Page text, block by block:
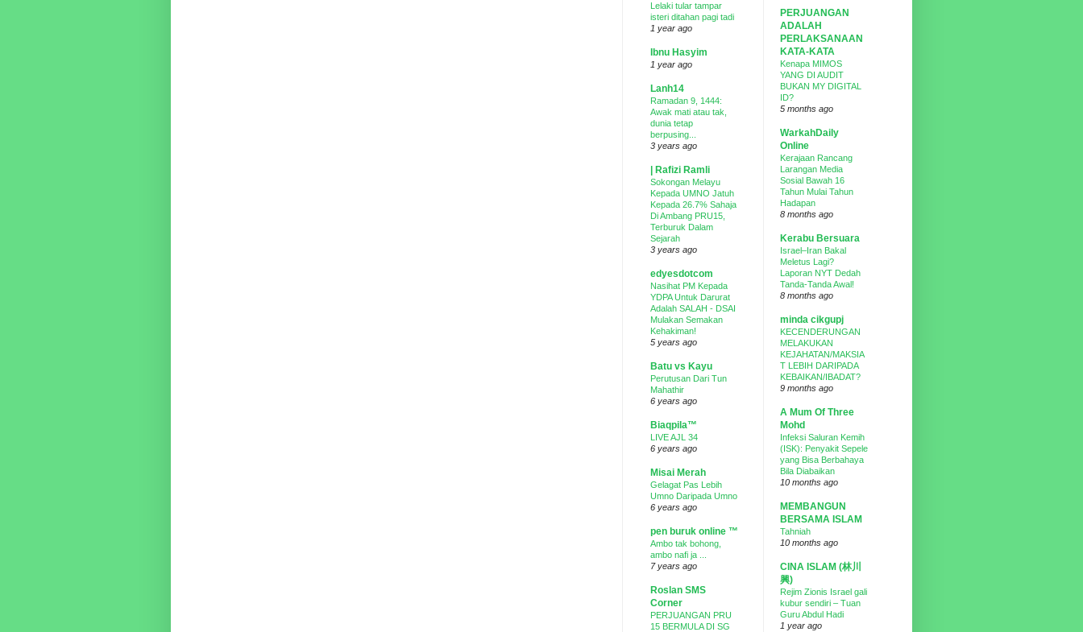
Lelaki tular tampar
isteri ditahan pagi tadi
1 year ago
Ibnu Hasyim
1 year ago
Lanh14
Ramadan 9, 1444:
Awak mati atau tak,
dunia tetap
berpusing...
3 years ago
| Rafizi Ramli
Sokongan Melayu
Kepada UMNO Jatuh
Kepada 26.7% Sahaja
Di Ambang PRU15,
Terburuk Dalam
Sejarah
3 years ago
edyesdotcom
Nasihat PM Kepada
YDPA Untuk Darurat
Adalah SALAH - DSAI
Mulakan Semakan
Kehakiman!
5 years ago
Batu vs Kayu
Perutusan Dari Tun
Mahathir
6 years ago
Biaqpila™
LIVE AJL 34
6 years ago
Misai Merah
Gelagat Pas Lebih
Umno Daripada Umno
6 years ago
pen buruk online ™
Ambo tak bohong,
ambo nafi ja ...
7 years ago
Roslan SMS
Corner
PERJUANGAN PRU
15 BERMULA DI SG
PERJUANGAN
ADALAH
PERLAKSANAAN
KATA-KATA
Kenapa MIMOS
YANG DI AUDIT
BUKAN MY DIGITAL
ID?
5 months ago
WarkahDaily
Online
Kerajaan Rancang
Larangan Media
Sosial Bawah 16
Tahun Mulai Tahun
Hadapan
8 months ago
Kerabu Bersuara
Israel–Iran Bakal
Meletus Lagi?
Laporan NYT Dedah
Tanda-Tanda Awal!
8 months ago
minda cikgupj
KECENDERUNGAN
MELAKUKAN
KEJAHATAN/MAKSIA
T LEBIH DARIPADA
KEBAIKAN/IBADAT?
9 months ago
A Mum Of Three
Mohd
Infeksi Saluran Kemih
(ISK): Penyakit Sepele
yang Bisa Berbahaya
Bila Diabaikan
10 months ago
MEMBANGUN
BERSAMA ISLAM
Tahniah
10 months ago
CINA ISLAM (林川
興)
Rejim Zionis Israel gali
kubur sendiri – Tuan
Guru Abdul Hadi
1 year ago